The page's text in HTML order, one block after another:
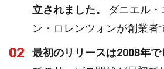
立されました。
ダニエル
ン・ロレンツォンが創業者
02 最初のリリースは2008年で